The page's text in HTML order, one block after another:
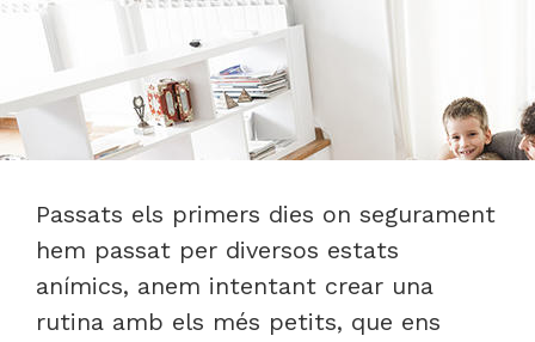
Passats els primers dies on segurament
hem passat per diversos estats
anímics, anem intentant crear una
rutina amb els més petits, que ens